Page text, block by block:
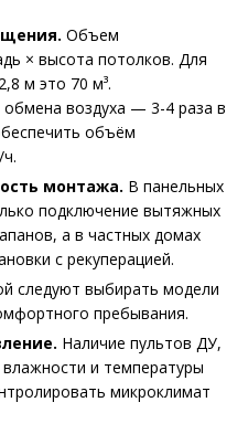
Объем
× высота потолков. Для
м это 70 м³.
воздуха — 3-4 раза в
объём
монтажа. В панельных
подключение вытяжных
а в частных домах
с рекуперацией.
следуют выбирать модели
пребывания.
Наличие пультов ДУ,
влажности и температуры
микроклимат